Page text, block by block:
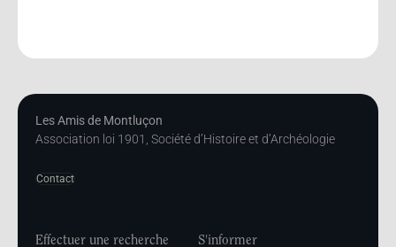
Les Amis de Montluçon
Association loi 1901, Société d’Histoire et d’Archéologie
Contact
Effectuer une recherche S'informer